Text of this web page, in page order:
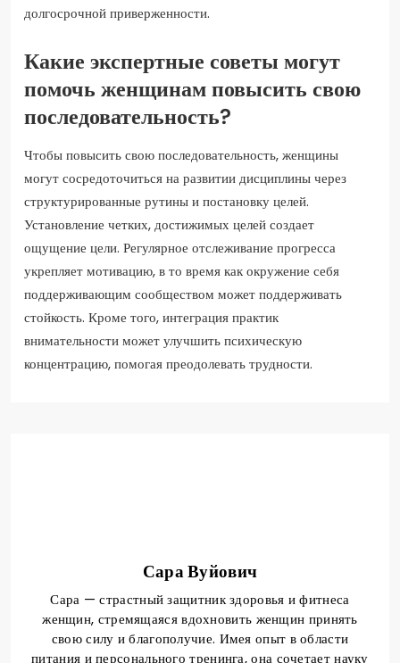
долгосрочной приверженности.
Какие экспертные советы могут
помочь женщинам повысить свою
последовательность?
Чтобы повысить свою последовательность, женщины
могут сосредоточиться на развитии дисциплины через
структурированные рутины и постановку целей.
Установление четких, достижимых целей создает
ощущение цели. Регулярное отслеживание прогресса
укрепляет мотивацию, в то время как окружение себя
поддерживающим сообществом может поддерживать
стойкость. Кроме того, интеграция практик
внимательности может улучшить психическую
концентрацию, помогая преодолевать трудности.
Сара Вуйович
Сара — страстный защитник здоровья и фитнеса
женщин, стремящаяся вдохновить женщин принять
свою силу и благополучие. Имея опыт в области
питания и персонального тренинга, она сочетает науку